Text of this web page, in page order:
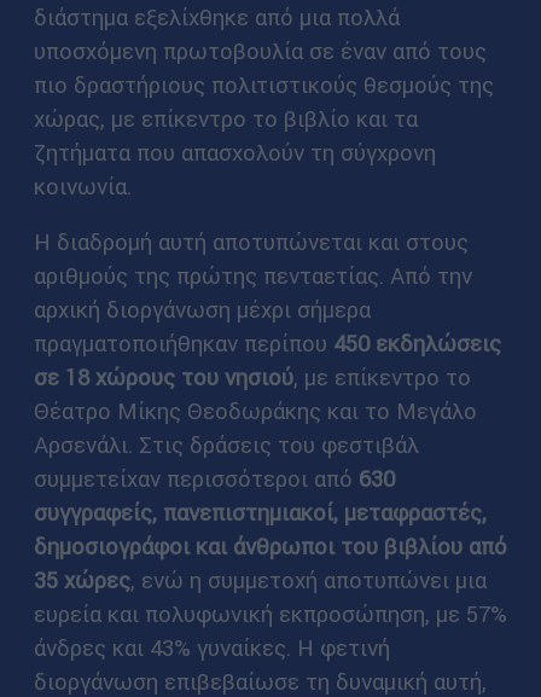
διάστημα εξελίχθηκε από μια πολλά
υποσχόμενη πρωτοβουλία σε έναν από τους
πιο δραστήριους πολιτιστικούς θεσμούς της
χώρας, με επίκεντρο το βιβλίο και τα
ζητήματα που απασχολούν τη σύγχρονη
κοινωνία.
Η διαδρομή αυτή αποτυπώνεται και στους
αριθμούς της πρώτης πενταετίας. Από την
αρχική διοργάνωση μέχρι σήμερα
πραγματοποιήθηκαν περίπου 450 εκδηλώσεις
σε 18 χώρους του νησιού, με επίκεντρο το
Θέατρο Μίκης Θεοδωράκης και το Μεγάλο
Αρσενάλι. Στις δράσεις του φεστιβάλ
συμμετείχαν περισσότεροι από 630
συγγραφείς, πανεπιστημιακοί, μεταφραστές,
δημοσιογράφοι και άνθρωποι του βιβλίου από
35 χώρες, ενώ η συμμετοχή αποτυπώνει μια
ευρεία και πολυφωνική εκπροσώπηση, με 57%
άνδρες και 43% γυναίκες. Η φετινή
διοργάνωση επιβεβαίωσε τη δυναμική αυτή,